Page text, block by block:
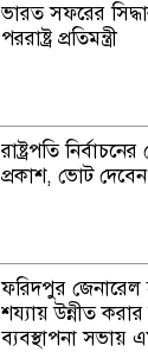
ভারত সফরের
পররাষ্ট্র প্রতিমন্ত্রী
রাষ্ট্রপতি
প্রকাশ, ভোট
ফরিদপুর
শয্যায় উন্নীত
ব্যবস্থাপনা সভায়